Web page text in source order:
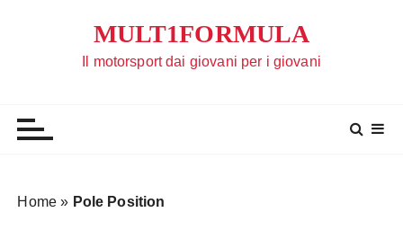
MULT1FORMULA
Il motorsport dai giovani per i giovani
Home » Pole Position